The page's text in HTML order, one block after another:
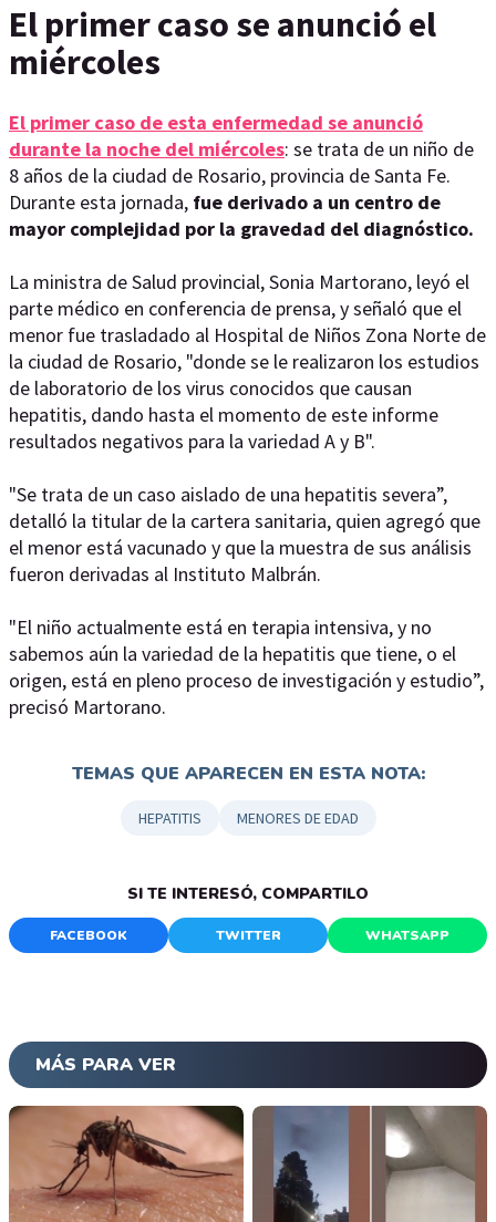
El primer caso se anunció el
miércoles
El primer caso de esta enfermedad se anunció
durante la noche del miércoles: se trata de un niño de
8 años de la ciudad de Rosario, provincia de Santa Fe.
Durante esta jornada, fue derivado a un centro de
mayor complejidad por la gravedad del diagnóstico.
La ministra de Salud provincial, Sonia Martorano, leyó el
parte médico en conferencia de prensa, y señaló que el
menor fue trasladado al Hospital de Niños Zona Norte de
la ciudad de Rosario, "donde se le realizaron los estudios
de laboratorio de los virus conocidos que causan
hepatitis, dando hasta el momento de este informe
resultados negativos para la variedad A y B".
"Se trata de un caso aislado de una hepatitis severa”,
detalló la titular de la cartera sanitaria, quien agregó que
el menor está vacunado y que la muestra de sus análisis
fueron derivadas al Instituto Malbrán.
"El niño actualmente está en terapia intensiva, y no
sabemos aún la variedad de la hepatitis que tiene, o el
origen, está en pleno proceso de investigación y estudio”,
precisó Martorano.
TEMAS QUE APARECEN EN ESTA NOTA:
HEPATITIS MENORES DE EDAD
SI TE INTERESÓ, COMPARTILO
FACEBOOK TWITTER WHATSAPP
MÁS PARA VER